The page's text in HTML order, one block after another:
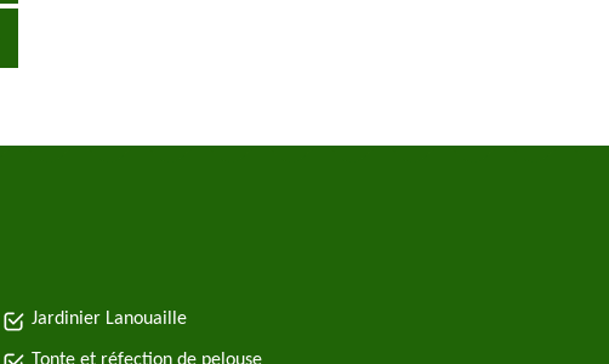
Jardinier Lanouaille